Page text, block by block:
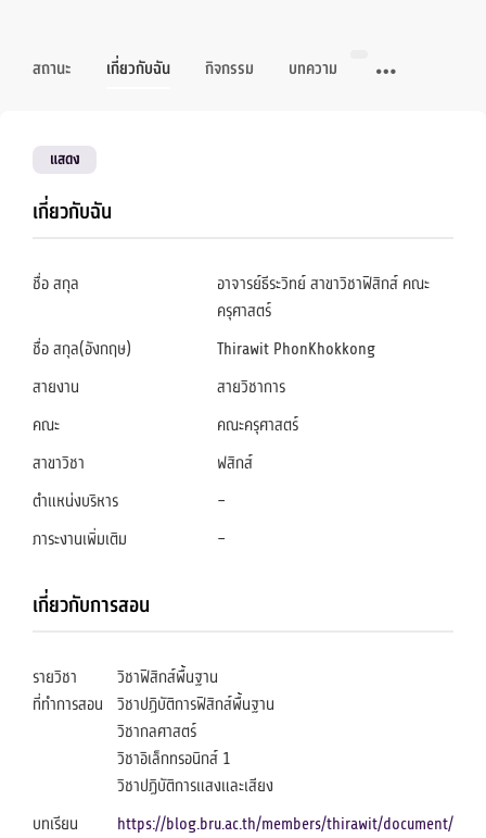
สถานะ เกี่ยวกับฉัน กิจกรรม บทความ
แสดง
เกี่ยวกับฉัน
ชื่อ สกุล
อาจารย์ธีระวิทย์ สาขาวิชาฟิสิกส์ คณะ
ครุศาสตร์
ชื่อ สกุล(อังกฤษ)
Thirawit PhonKhokkong
สายงาน
สายวิชาการ
คณะ
คณะครุศาสตร์
สาขาวิชา
ฟสิกส์
ตำแหน่งบริหาร
–
ภาระงานเพิ่มเติม
–
เกี่ยวกับการสอน
รายวิชา
ที่ทำการสอน
วิชาฟิสิกส์พื้นฐาน
วิชาปฏิบัติการฟิสิกส์พื้นฐาน
วิชากลศาสตร์
วิชาอิเล็กทรอนิกส์ 1
วิชาปฏิบัติการแสงและเสียง
บทเรียน
https://blog.bru.ac.th/members/thirawit/document/